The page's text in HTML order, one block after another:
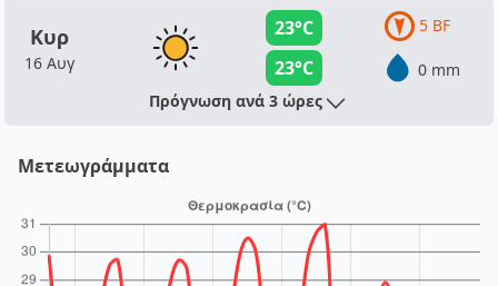
Κυρ
16 Αυγ
23°C
23°C
5 BF
0 mm
Πρόγνωση ανά 3 ώρες
Μετεωγράμματα